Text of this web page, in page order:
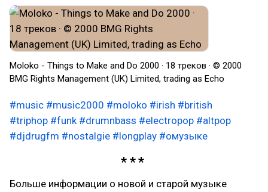
Moloko - Things to Make and Do 2000 · 18 треков · © 2000
BMG Rights Management (UK) Limited, trading as Echo
#music #music2000 #moloko #irish #british
#triphop #funk #drumnbass #electropop #altpop
#djdrugfm #nostalgie #longplay #омузыке
Больше информации о новой и старой музыке